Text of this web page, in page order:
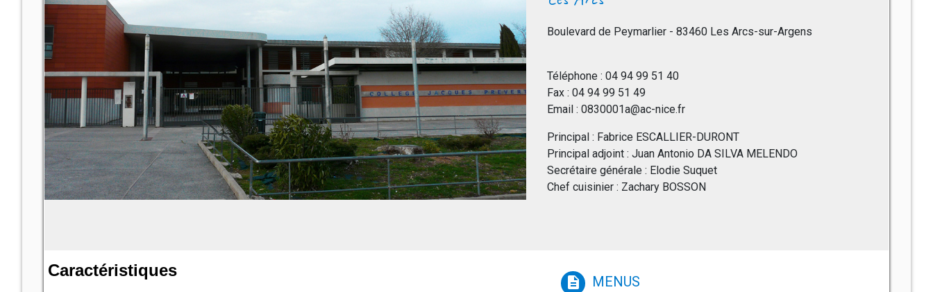
Boulevard de Peymarlier - 83460 Les Arcs-sur-Argens
Téléphone : 04 94 99 51 40
Fax : 04 94 99 51 49
Email : 0830001a@ac-nice.fr
Principal : Fabrice ESCALLIER-DURONT
Principal adjoint : Juan Antonio DA SILVA MELENDO
Secrétaire générale : Elodie Suquet
Chef cuisinier : Zachary BOSSON
Caractéristiques
description
MENUS